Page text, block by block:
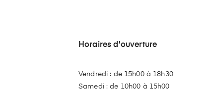
Horaires d'ouverture
Vendredi : de 15h00 à 18h30
Samedi : de 10h00 à 15h00